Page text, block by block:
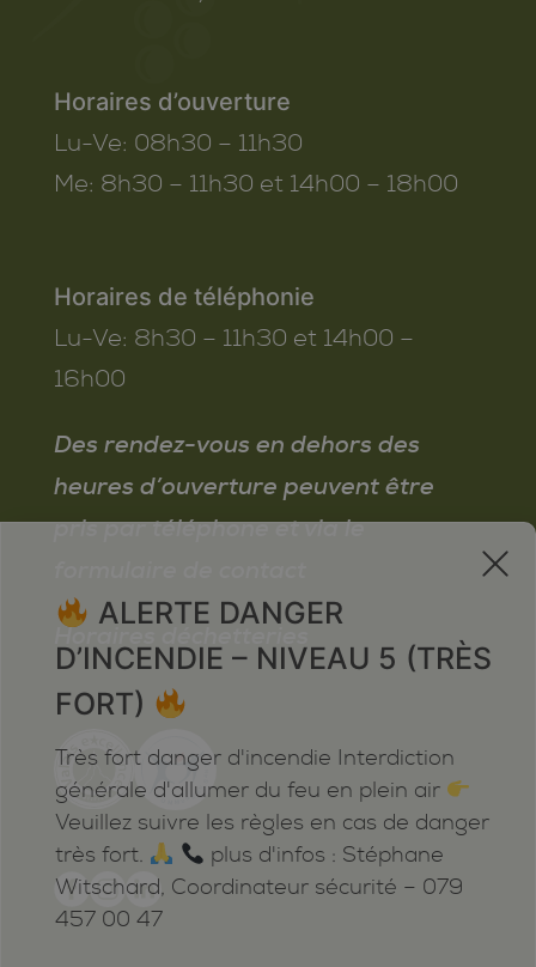
Horaires d’ouverture
Lu-Ve: 08h30 – 11h30
Me: 8h30 – 11h30 et 14h00 – 18h00
Horaires de téléphonie
Lu-Ve: 8h30 – 11h30 et 14h00 –
16h00
Des rendez-vous en dehors des
heures d’ouverture peuvent être
pris par téléphone et via le
Horaires déchetteries
x
ALERTE DANGER
D’INCENDIE – NIVEAU 5 (TRÈS
FORT)
Très fort danger d'incendie Interdiction
générale d'allumer du feu en plein air
Veuillez suivre les règles en cas de danger
très fort.
plus d'infos : Stéphane
Witschard, Coordinateur sécurité – 079
457 00 47